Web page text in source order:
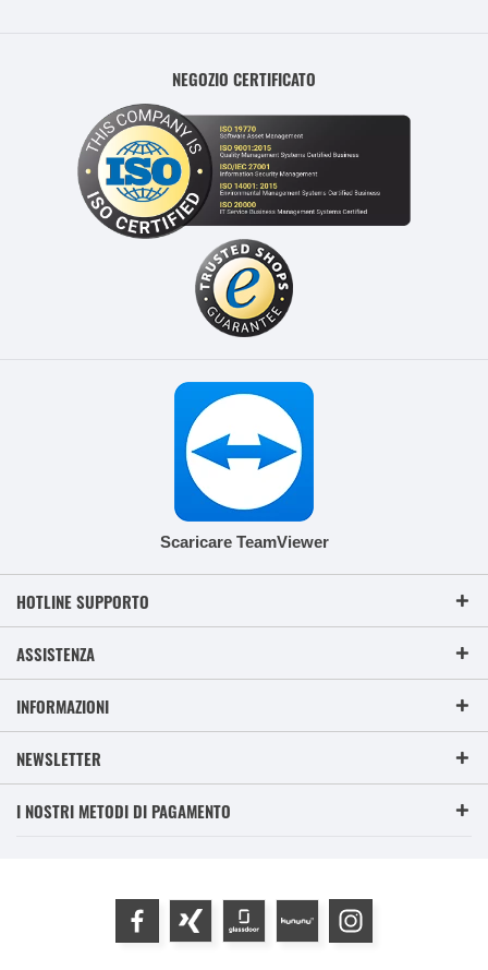
NEGOZIO CERTIFICATO
Scaricare TeamViewer
HOTLINE SUPPORTO
ASSISTENZA
INFORMAZIONI
NEWSLETTER
I NOSTRI METODI DI PAGAMENTO